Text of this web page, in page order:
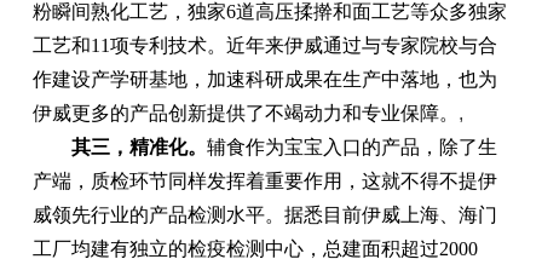
粉瞬间熟化工艺，独家6道高压揉擀和面工艺等众多独家
工艺和11项专利技术。近年来伊威通过与专家院校与合
作建设产学研基地，加速科研成果在生产中落地，也为
伊威更多的产品创新提供了不竭动力和专业保障。 ,
其三，精准化。 辅食作为宝宝入口的产品，除了生
产端，质检环节同样发挥着重要作用，这就不得不提伊
威领先行业的产品检测水平。据悉目前伊威上海、海门
工厂均建有独立的检疫检测中心，总建面积超过2000